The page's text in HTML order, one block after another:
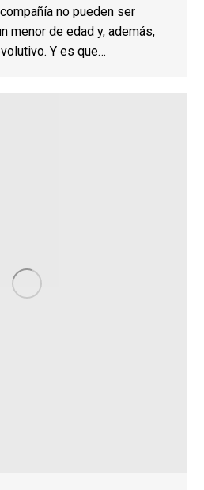
no pueden ser
menor de edad y, además,
Y es que…